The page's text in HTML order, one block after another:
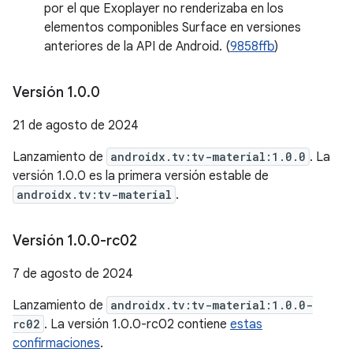
por el que Exoplayer no renderizaba en los
elementos componibles Surface en versiones
anteriores de la API de Android. (9858ffb)
Versión 1.0.0
21 de agosto de 2024
Lanzamiento de androidx.tv:tv-material:1.0.0 . La
versión 1.0.0 es la primera versión estable de
androidx.tv:tv-material .
Versión 1.0.0-rc02
7 de agosto de 2024
Lanzamiento de androidx.tv:tv-material:1.0.0-
rc02 . La versión 1.0.0-rc02 contiene estas
confirmaciones.